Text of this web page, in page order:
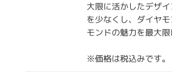
大限に活かしたデザ
を少なくし、ダイヤ
モンドの魅力を最大限
※価格は税込みです。